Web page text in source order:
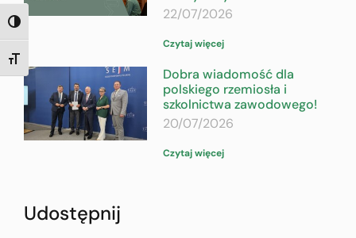
TOGGLE HIGH CONTRAST
TOGGLE FONT SIZE
22/07/2026
Czytaj więcej
Dobra wiadomość dla
polskiego rzemiosła i
szkolnictwa zawodowego!
20/07/2026
Czytaj więcej
Udostępnij